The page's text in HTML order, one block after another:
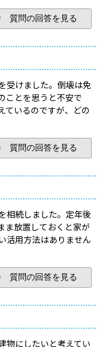
質問の回答を見る
受けました。倒壊は免
ことを思うと不安で
ているのですが、どの
質問の回答を見る
相続しました。定年後
ま放置しておくと家が
活用方法はありません
質問の回答を見る
物にしたいと考えてい